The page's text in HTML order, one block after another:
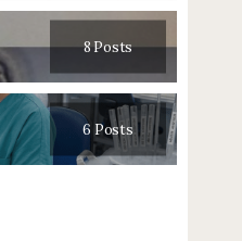
8 Posts
6 Posts